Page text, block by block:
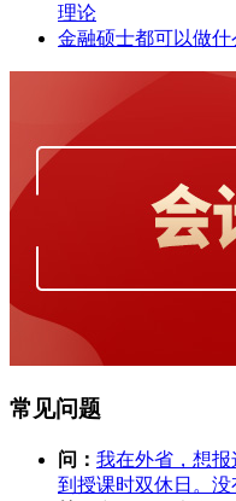
理论
金融硕士都可以做什
常见问题
问： 我在外省，想
到授课时双休日。